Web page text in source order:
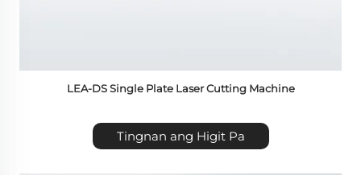
LEA-DS Single Plate Laser Cutting Machine
Tingnan ang Higit Pa